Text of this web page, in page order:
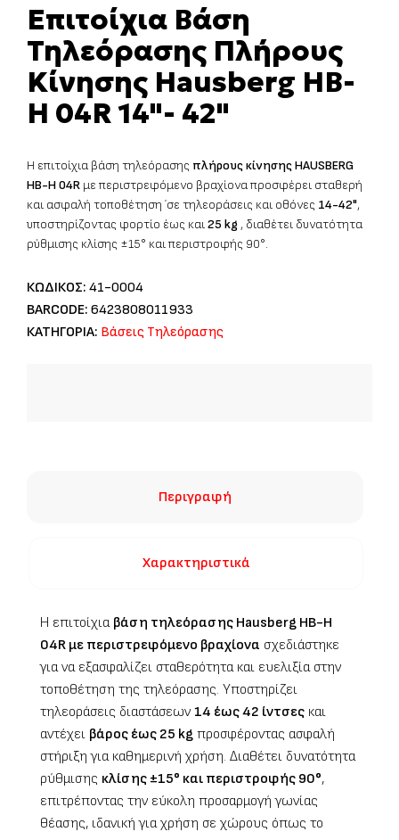
Επιτοίχια Βάση
Τηλεόρασης Πλήρους
Κίνησης Hausberg HB-
H 04R 14"- 42"
Η επιτοίχια βάση τηλεόρασης πλήρους κίνησης HAUSBERG
HB-H 04R με περιστρεφόμενο βραχίονα προσφέρει σταθερή
και ασφαλή τοποθέτηση ΄σε τηλεοράσεις και οθόνες 14-42",
υποστηρίζοντας φορτίο έως και25 kg , διαθέτει δυνατότητα
ρύθμισης κλίσης ±15° και περιστροφής 90°.
ΚΩΔΙΚΟΣ: 41-0004
BARCODE: 6423808011933
ΚΑΤΗΓΟΡΙΑ: Βάσεις Τηλεόρασης
Περιγραφή
Χαρακτηριστικά
Η επιτοίχια βάση τηλεόρασης Hausberg HB-H
04R με περιστρεφόμενο βραχίονα σχεδιάστηκε
για να εξασφαλίζει σταθερότητα και ευελιξία στην
τοποθέτηση της τηλεόρασης. Υποστηρίζει
τηλεοράσεις διαστάσεων 14 έως 42 ίντσες και
αντέχει βάρος έως 25 kg προσφέροντας ασφαλή
στήριξη για καθημερινή χρήση. Διαθέτει δυνατότητα
ρύθμισης κλίσης ±15° και περιστροφής 90°,
επιτρέποντας την εύκολη προσαρμογή γωνίας
θέασης, ιδανική για χρήση σε χώρους όπως το